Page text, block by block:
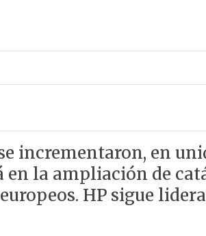
incrementaron, en
en la ampliación de
HP sigue